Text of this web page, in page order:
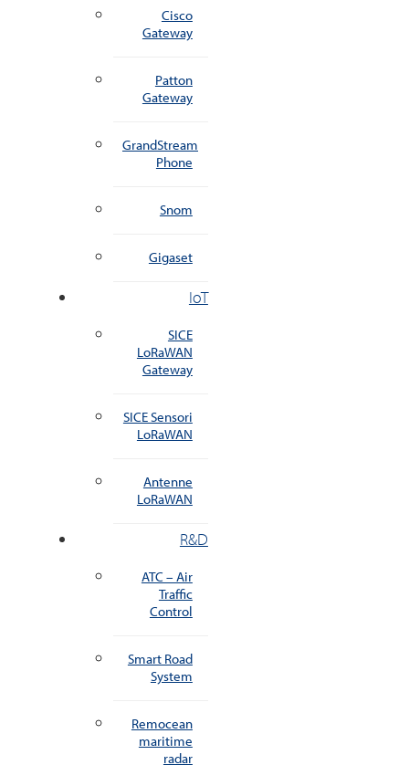
Cisco
Gateway
Patton
Gateway
GrandStream
Phone
Snom
Gigaset
IoT
SICE
LoRaWAN
Gateway
SICE Sensori
LoRaWAN
Antenne
LoRaWAN
R&D
ATC – Air
Traffic
Control
Smart Road
System
Remocean
maritime
radar